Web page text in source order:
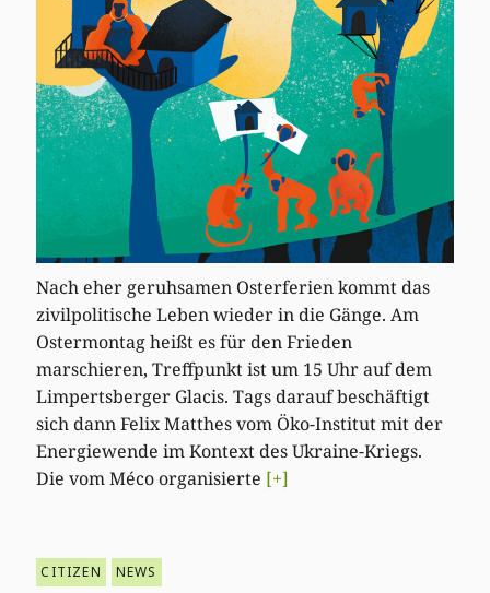
Nach eher geruhsamen Osterferien kommt das
zivilpolitische Leben wieder in die Gänge. Am
Ostermontag heißt es für den Frieden
marschieren, Treffpunkt ist um 15 Uhr auf dem
Limpertsberger Glacis. Tags darauf beschäftigt
sich dann Felix Matthes vom Öko-Institut mit der
Energiewende im Kontext des Ukraine-Kriegs.
Die vom Méco organisierte [+]
CITIZEN NEWS